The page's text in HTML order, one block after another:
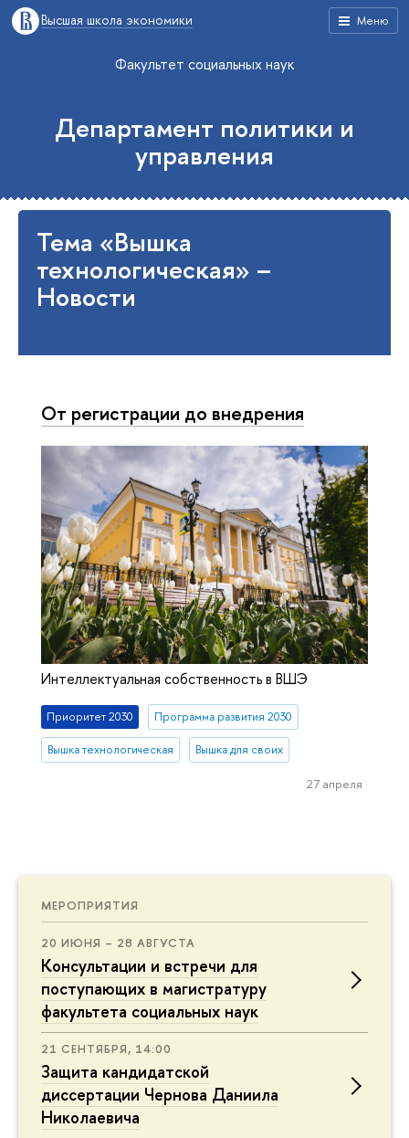
Меню
Высшая школа экономики
МЕРОПРИЯТИЯ
20 ИЮНЯ – 28 АВГУСТА
Консультации и встречи для
поступающих в магистратуру
факультета социальных наук
21 СЕНТЯБРЯ, 14:00
Защита кандидатской
диссертации Чернова Даниила
Николаевича
Факультет социальных наук
Департамент политики и
управления
Тема «Вышка
технологическая» –
Новости
От регистрации до внедрения
Интеллектуальная собственность в ВШЭ
Приоритет 2030 Программа развития 2030
Вышка технологическая Вышка для своих
27 апреля